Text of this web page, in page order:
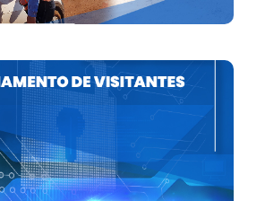
DE
VISITANTES
tempo real todos os acessos de
locais de trabalho, garantindo a